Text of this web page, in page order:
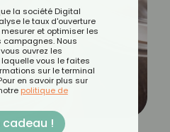
la société Digital
le taux d'ouverture
et optimiser les
Nous
ouvrez les
vous le faites
sur le terminal
en savoir plus sur
politique de
!